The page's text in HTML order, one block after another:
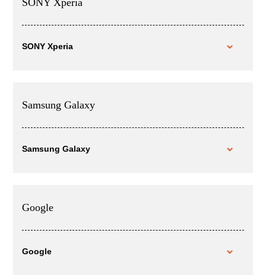
SONY Xperia
SONY Xperia
Samsung Galaxy
Samsung Galaxy
Google
Google